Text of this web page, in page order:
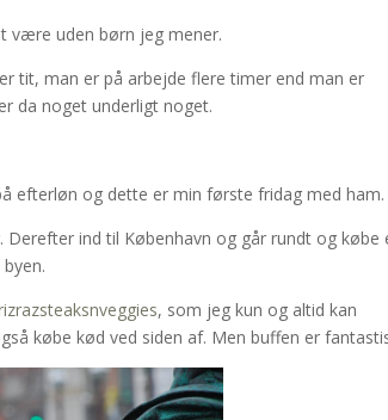
være uden børn jeg mener.
tit, man er på arbejde flere timer end man er
da noget underligt noget.
efterløn og dette er min første fridag med ham.
ind til København og går rundt og købe
, som jeg kun og altid kan
købe kød ved siden af. Men buffen er